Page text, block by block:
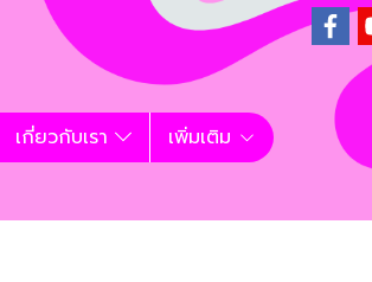
เกี่ยวกับเรา เพิ่มเติม